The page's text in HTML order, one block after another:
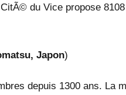
du Vice propose
Japon)
depuis 1300 ans. La